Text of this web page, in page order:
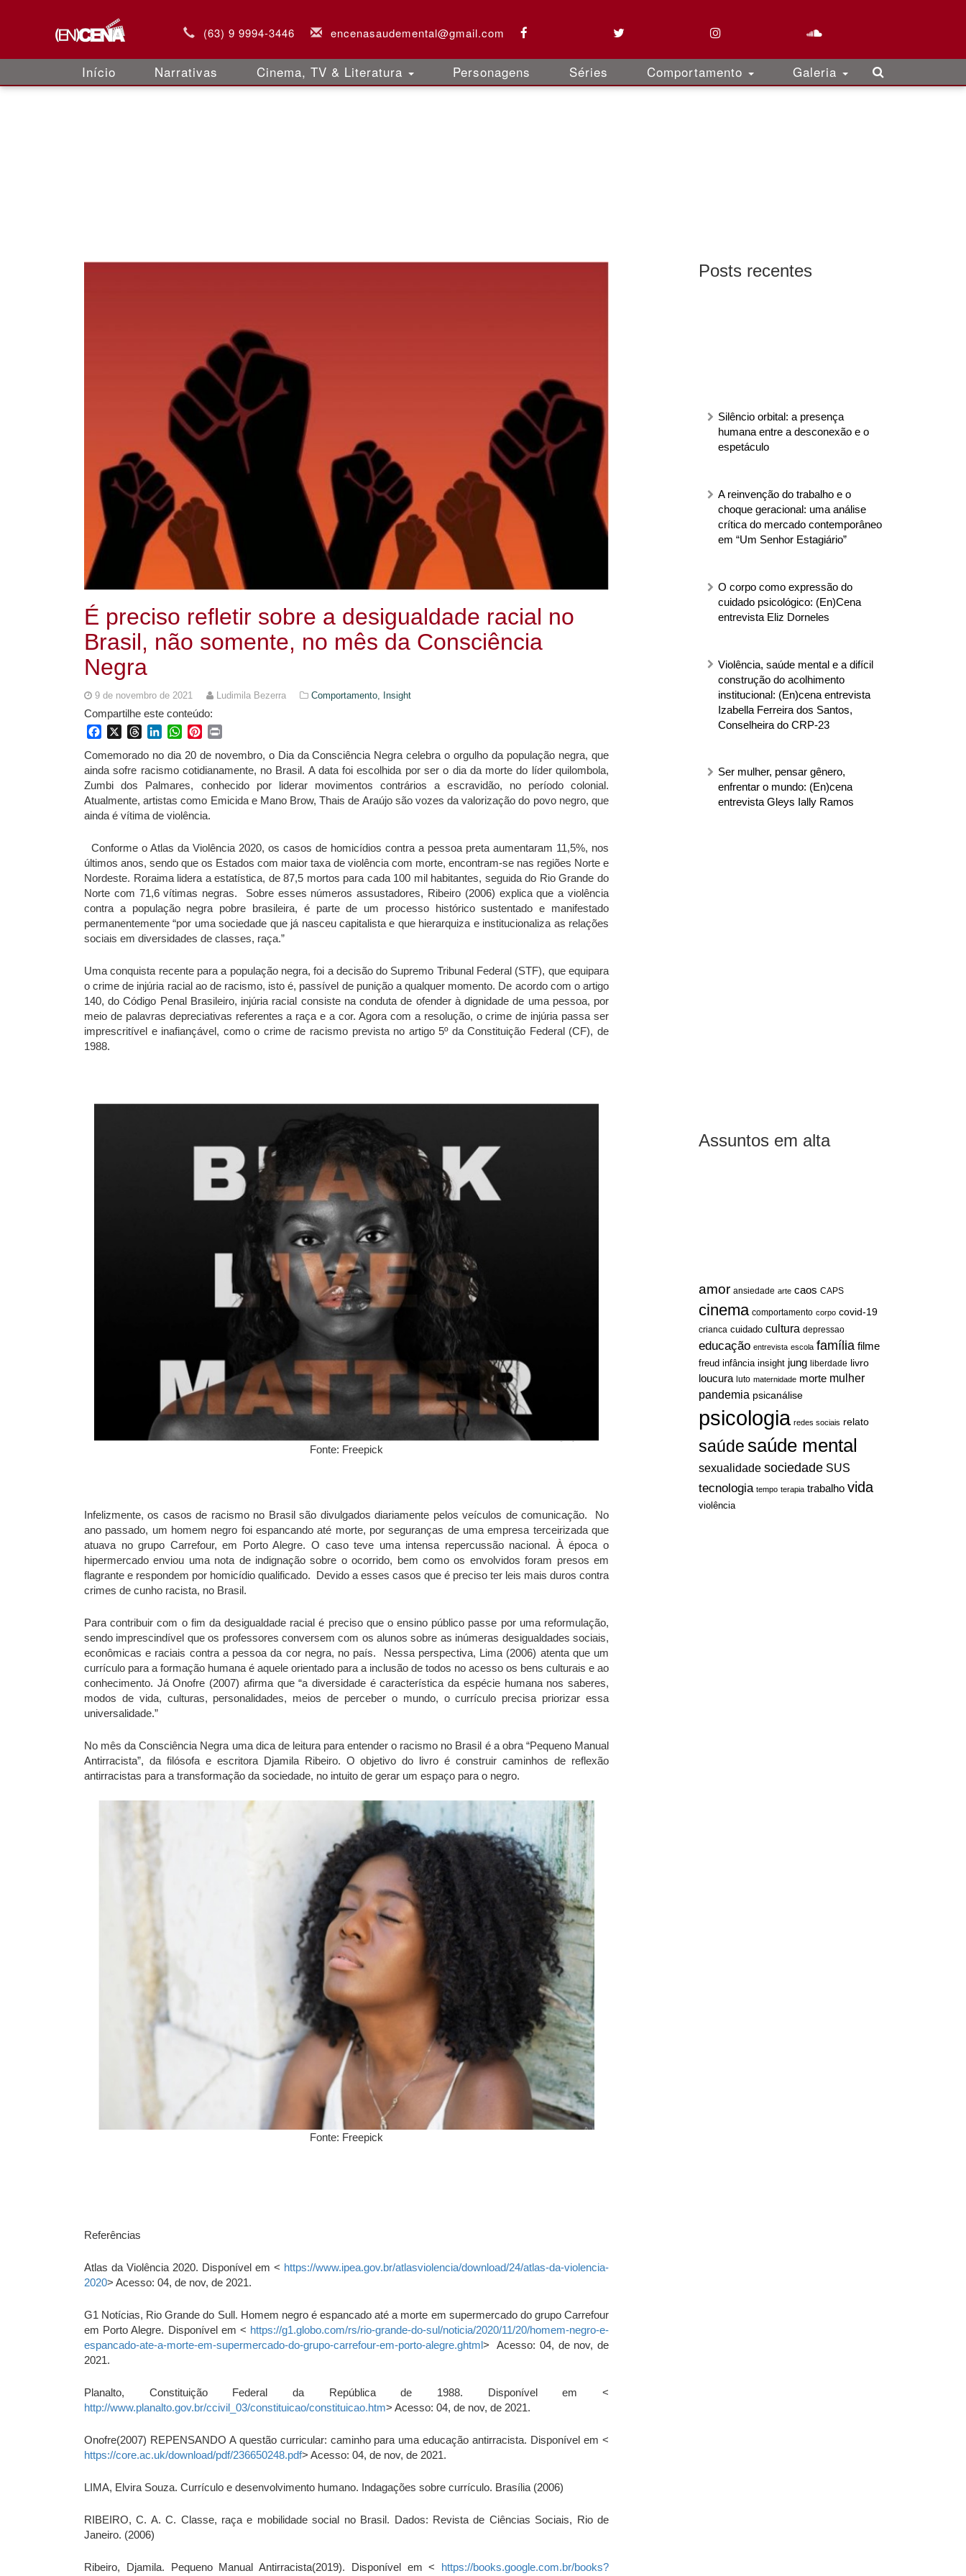
(63) 9 9994-3446 encenasaudemental@gmail.com
Início Narrativas Cinema, TV & Literatura Personagens Séries Comportamento Galeria
Posts recentes
Silêncio orbital: a presença
humana entre a desconexão e o
espetáculo
A reinvenção do trabalho e o
choque geracional: uma análise
crítica do mercado contemporâneo
em “Um Senhor Estagiário”
O corpo como expressão do
cuidado psicológico: (En)Cena
entrevista Eliz Dorneles
Violência, saúde mental e a difícil
construção do acolhimento
institucional: (En)cena entrevista
Izabella Ferreira dos Santos,
Conselheira do CRP-23
Ser mulher, pensar gênero,
enfrentar o mundo: (En)cena
entrevista Gleys Ially Ramos
Assuntos em alta
amor ansiedade arte caos CAPS
cinema comportamento corpo covid-19
crianca cuidado cultura depressao
educação entrevista escola família filme
freud infância insight jung liberdade livro
loucura luto maternidade morte mulher
pandemia psicanálise
psicologia redes sociais relato
saúdesaúde mental
sexualidade sociedade SUS
tecnologia tempo terapia trabalho vida
violência
É preciso refletir sobre a desigualdade racial no
Brasil, não somente, no mês da Consciência
Negra
9 de novembro de 2021 Ludimila Bezerra Comportamento, Insight
Compartilhe este conteúdo:
FacebookThreadsLinkedInWhatsApp
Pinterest
Comemorado no dia 20 de novembro, o Dia da Consciência Negra celebra o orgulho da população negra, que
ainda sofre racismo cotidianamente, no Brasil. A data foi escolhida por ser o dia da morte do líder quilombola,
Zumbi dos Palmares, conhecido por liderar movimentos contrários a escravidão, no período colonial.
Atualmente, artistas como Emicida e Mano Brow, Thais de Araújo são vozes da valorização do povo negro, que
ainda é vítima de violência.
Conforme o Atlas da Violência 2020, os casos de homicídios contra a pessoa preta aumentaram 11,5%, nos
últimos anos, sendo que os Estados com maior taxa de violência com morte, encontram-se nas regiões Norte e
Nordeste. Roraima lidera a estatística, de 87,5 mortos para cada 100 mil habitantes, seguida do Rio Grande do
Norte com 71,6 vítimas negras. Sobre esses números assustadores, Ribeiro (2006) explica que a violência
contra a população negra pobre brasileira, é parte de um processo histórico sustentado e manifestado
permanentemente “por uma sociedade que já nasceu capitalista e que hierarquiza e institucionaliza as relações
sociais em diversidades de classes, raça.”
Uma conquista recente para a população negra, foi a decisão do Supremo Tribunal Federal (STF), que equipara
o crime de injúria racial ao de racismo, isto é, passível de punição a qualquer momento. De acordo com o artigo
140, do Código Penal Brasileiro, injúria racial consiste na conduta de ofender à dignidade de uma pessoa, por
meio de palavras depreciativas referentes a raça e a cor. Agora com a resolução, o crime de injúria passa ser
imprescritível e inafiançável, como o crime de racismo prevista no artigo 5º da Constituição Federal (CF), de
1988.
Fonte: Freepick
Infelizmente, os casos de racismo no Brasil são divulgados diariamente pelos veículos de comunicação. No
ano passado, um homem negro foi espancando até morte, por seguranças de uma empresa terceirizada que
atuava no grupo Carrefour, em Porto Alegre. O caso teve uma intensa repercussão nacional. À época o
hipermercado enviou uma nota de indignação sobre o ocorrido, bem como os envolvidos foram presos em
flagrante e respondem por homicídio qualificado. Devido a esses casos que é preciso ter leis mais duros contra
crimes de cunho racista, no Brasil.
Para contribuir com o fim da desigualdade racial é preciso que o ensino público passe por uma reformulação,
sendo imprescindível que os professores conversem com os alunos sobre as inúmeras desigualdades sociais,
econômicas e raciais contra a pessoa da cor negra, no país. Nessa perspectiva, Lima (2006) atenta que um
currículo para a formação humana é aquele orientado para a inclusão de todos no acesso os bens culturais e ao
conhecimento. Já Onofre (2007) afirma que “a diversidade é característica da espécie humana nos saberes,
modos de vida, culturas, personalidades, meios de perceber o mundo, o currículo precisa priorizar essa
universalidade.”
No mês da Consciência Negra uma dica de leitura para entender o racismo no Brasil é a obra “Pequeno Manual
Antirracista”, da filósofa e escritora Djamila Ribeiro. O objetivo do livro é construir caminhos de reflexão
antirracistas para a transformação da sociedade, no intuito de gerar um espaço para o negro.
Fonte: Freepick
Referências
Atlas da Violência 2020. Disponível em < https://www.ipea.gov.br/atlasviolencia/download/24/atlas-da-violencia-
2020> Acesso: 04, de nov, de 2021.
G1 Notícias, Rio Grande do Sull. Homem negro é espancado até a morte em supermercado do grupo Carrefour
em Porto Alegre. Disponível em < https://g1.globo.com/rs/rio-grande-do-sul/noticia/2020/11/20/homem-negro-e-
espancado-ate-a-morte-em-supermercado-do-grupo-carrefour-em-porto-alegre.ghtml> Acesso: 04, de nov, de
2021.
Planalto, Constituição Federal da República de 1988. Disponível em <
http://www.planalto.gov.br/ccivil_03/constituicao/constituicao.htm> Acesso: 04, de nov, de 2021.
Onofre(2007) REPENSANDO A questão curricular: caminho para uma educação antirracista. Disponível em <
https://core.ac.uk/download/pdf/236650248.pdf> Acesso: 04, de nov, de 2021.
LIMA, Elvira Souza. Currículo e desenvolvimento humano. Indagações sobre currículo. Brasília (2006)
RIBEIRO, C. A. C. Classe, raça e mobilidade social no Brasil. Dados: Revista de Ciências Sociais, Rio de
Janeiro. (2006)
Ribeiro, Djamila. Pequeno Manual Antirracista(2019). Disponível em < https://books.google.com.br/books?